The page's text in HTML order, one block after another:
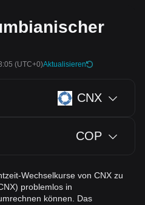
(UTC+0)Aktualisieren
CNX
COP
Wechselkurse von CNX zu
problemlos in
können. Das